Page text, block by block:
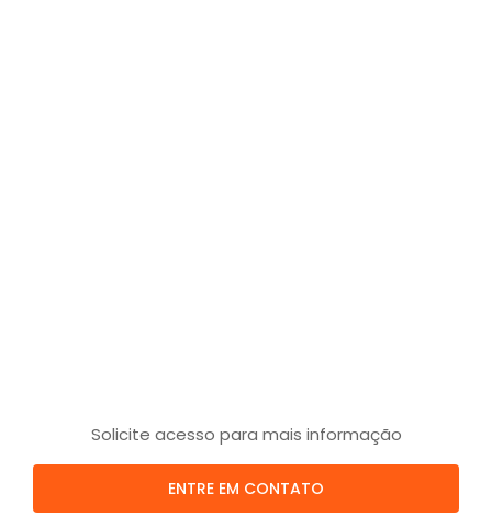
Solicite acesso para mais informação
ENTRE EM CONTATO